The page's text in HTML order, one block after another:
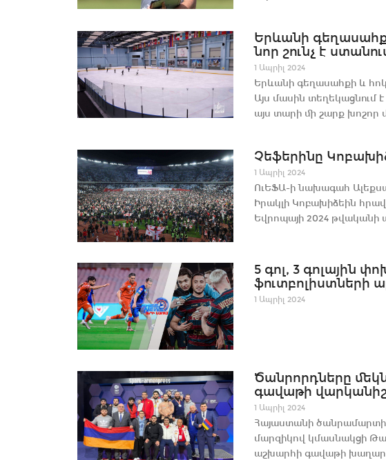
Երևանի
նոր շունչ է
1 Ապրիլ 2024
Երևանի գեղասահքի և
Այս մասին
այս տարի մի շարք խոշոր
Չեֆերինը
1 Ապրիլ 2024
ՈւԵՖԱ-ի նախագահ
Իրակլի Կոբախիձեին
Եվրոպայի 2024 թվականի
5 գոլ, 3 գոլային
ֆուտբոլիստների
1 Ապրիլ 2024
Ծանրորդները
գավաթի
1 Ապրիլ 2024
Հայաստանի
մարզիկով կմասնակցի
աշխարհի գավաթի